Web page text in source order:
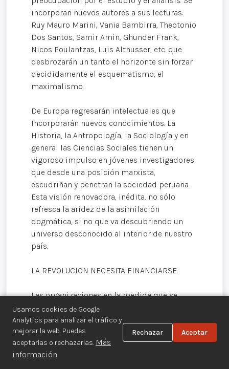
Usamos cookies de Google
Analytics para analizar el tráfico y
mejorar la web. Puedes
aceptarlas o rechazarlas. Más
información
Rechazar Aceptar
incorporan nuevos autores a sus lecturas:
Ruy Mauro Marini, Vania Bambirra, Theotonio
Dos Santos, Samir Amin, Ghunder Frank,
Nicos Poulantzas, Luis Althusser, etc. que
desbrozarán un tanto el horizonte sin forzar
decididamente el esquematismo, el
maximalismo.
De Europa regresarán intelectuales que
Incorporarán nuevos conocimientos. La
Historia, la Antropología, la Sociología y en
general las Ciencias Sociales tienen un
vigoroso impulso en jóvenes investigadores
que desde una posición marxista,
escudriñan y penetran la sociedad peruana.
Esta visión renovadora, inédita, no sólo
refresca la aridez de la asimilación
dogmática, si no que va descubriendo un
universo desconocido al interior de nuestro
país.
LA REVOLUCION NECESITA FINANCIARSE
Las organizaciones en la medida que se
desarrollan van ampliando sus necesidades
y se va haciendo perentorio, para darle
continuidad al trabajo, contar con los
medios necesarios. El trabajo político
requiere de mucho dinero. Superar los